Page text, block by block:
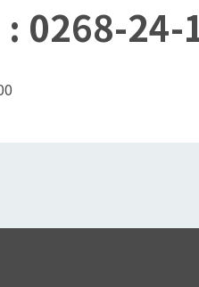
: 0268-